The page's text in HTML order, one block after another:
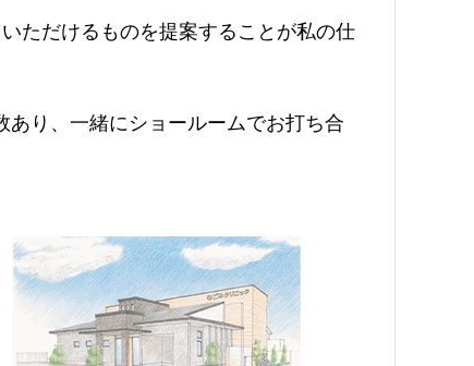
ただけるものを提案することが私の仕
り、一緒にショールームでお打ち合